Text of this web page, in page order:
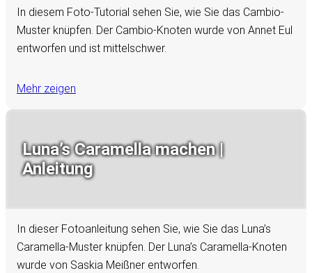
In diesem Foto-Tutorial sehen Sie, wie Sie das Cambio-
Muster knüpfen. Der Cambio-Knoten wurde von Annet Eul
entworfen und ist mittelschwer.
Mehr zeigen
Luna’s Caramella machen |
Anleitung
In dieser Fotoanleitung sehen Sie, wie Sie das Luna’s
Caramella-Muster knüpfen. Der Luna’s Caramella-Knoten
wurde von Saskia Meißner entworfen.